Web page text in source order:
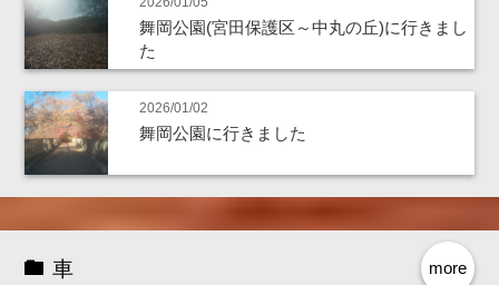
舞岡公園(宮田保護区～中丸の丘)に行きまし
た
2026/01/02
舞岡公園に行きました
more
車